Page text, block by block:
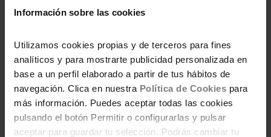
Información sobre las cookies
Utilizamos cookies propias y de terceros para fines
analíticos y para mostrarte publicidad personalizada en
base a un perfil elaborado a partir de tus hábitos de
navegación. Clica en nuestra Política de Cookies para
más información. Puedes aceptar todas las cookies
pulsando el botón Permitir o configurarlas y pulsar
aceptar para guardar tu selección. Podrás cambiar tu
los apartamentos de
Magic World
¡Vuelve el Magic Play